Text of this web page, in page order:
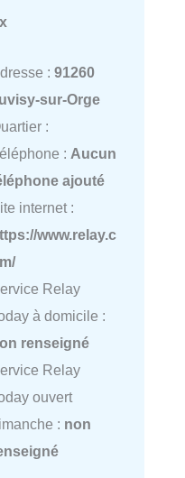
: 91260
sur-Orge
:
: Aucun
ajouté
internet :
www.relay.c
Relay
à domicile :
renseigné
Relay
ouvert
: non